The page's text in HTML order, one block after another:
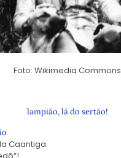
Foto: Wikimedia Commons
lampião, lá do sertão!
Caantiga